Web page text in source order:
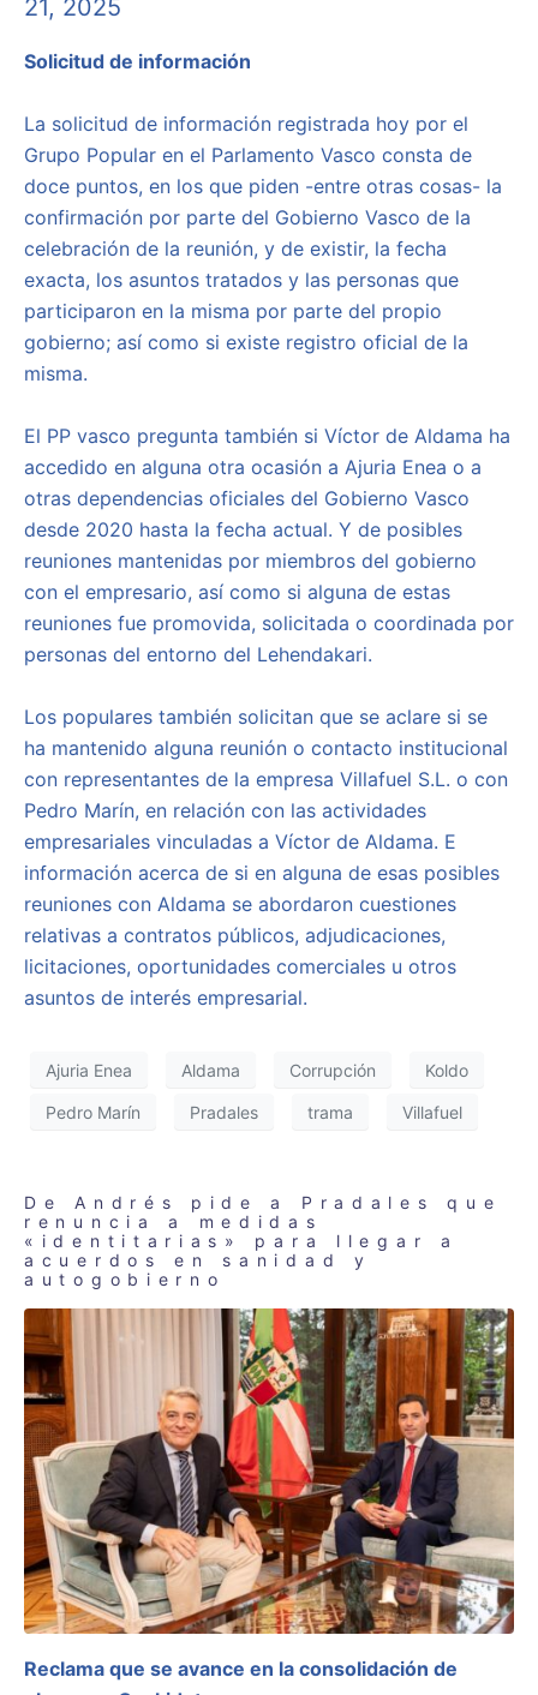
21, 2025
Solicitud de información
La solicitud de información registrada hoy por el
Grupo Popular en el Parlamento Vasco consta de
doce puntos, en los que piden -entre otras cosas- la
confirmación por parte del Gobierno Vasco de la
celebración de la reunión, y de existir, la fecha
exacta, los asuntos tratados y las personas que
participaron en la misma por parte del propio
gobierno; así como si existe registro oficial de la
misma.
El PP vasco pregunta también si Víctor de Aldama ha
accedido en alguna otra ocasión a Ajuria Enea o a
otras dependencias oficiales del Gobierno Vasco
desde 2020 hasta la fecha actual. Y de posibles
reuniones mantenidas por miembros del gobierno
con el empresario, así como si alguna de estas
reuniones fue promovida, solicitada o coordinada por
personas del entorno del Lehendakari.
Los populares también solicitan que se aclare si se
ha mantenido alguna reunión o contacto institucional
con representantes de la empresa Villafuel S.L. o con
Pedro Marín, en relación con las actividades
empresariales vinculadas a Víctor de Aldama. E
información acerca de si en alguna de esas posibles
reuniones con Aldama se abordaron cuestiones
relativas a contratos públicos, adjudicaciones,
licitaciones, oportunidades comerciales u otros
asuntos de interés empresarial.
Ajuria Enea Aldama Corrupción Koldo
Pedro Marín Pradales trama Villafuel
De Andrés pide a Pradales que
renuncia a medidas
«identitarias» para llegar a
acuerdos en sanidad y
autogobierno
Reclama que se avance en la consolidación de